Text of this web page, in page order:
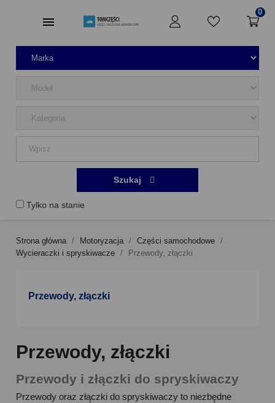
0
Tylko na stanie
Szukaj
Strona główna Motoryzacja
Części samochodowe
Wycieraczki i spryskiwacze
Przewody, złączki
Przewody, złączki
Przewody, złączki
Przewody i złączki do spryskiwaczy
Przewody oraz złączki do spryskiwaczy to niezbędne